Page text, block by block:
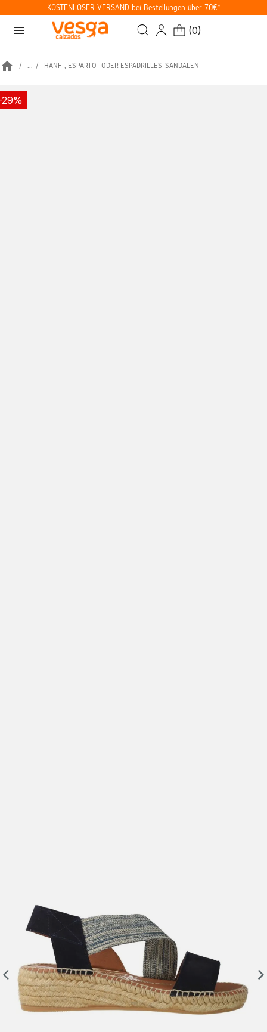
KOSTENLOSER VERSAND bei Bestellungen über 70€*
menu (0)
home ... HANF-, ESPARTO- ODER ESPADRILLES-SANDALEN